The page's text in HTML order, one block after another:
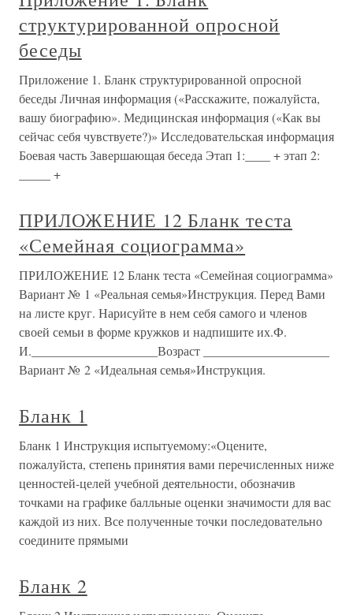
структурированной опросной
беседы
Приложение 1. Бланк структурированной опросной
беседы Личная информация («Расскажите, пожалуйста,
вашу биографию». Медицинская информация («Как вы
сейчас себя чувствуете?)» Исследовательская информация
Боевая часть Завершающая беседа Этап 1:____ + этап 2:
_____ +
ПРИЛОЖЕНИЕ 12 Бланк теста
«Семейная социограмма»
ПРИЛОЖЕНИЕ 12 Бланк теста «Семейная социограмма»
Вариант № 1 «Реальная семья»Инструкция. Перед Вами
на листе круг. Нарисуйте в нем себя самого и членов
своей семьи в форме кружков и надпишите их.Ф.
И.____________________Возраст ____________________
Вариант № 2 «Идеальная семья»Инструкция.
Бланк 1
Бланк 1 Инструкция испытуемому:«Оцените,
пожалуйста, степень принятия вами перечисленных ниже
ценностей-целей учебной деятельности, обозначив
точками на графике балльные оценки значимости для вас
каждой из них. Все полученные точки последовательно
соедините прямыми
Бланк 2